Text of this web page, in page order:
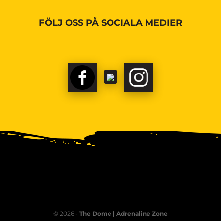
FÖLJ OSS PÅ SOCIALA MEDIER
© 2026 - The Dome | Adrenaline Zone